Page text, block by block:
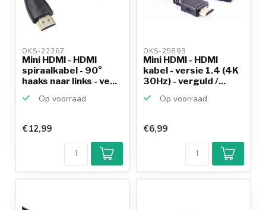
OKS-22267
Mini HDMI - HDMI
spiraalkabel - 90°
haaks naar links - ve...
Op voorraad
€12,99
OKS-25893
Mini HDMI - HDMI
kabel - versie 1.4 (4K
30Hz) - verguld /...
Op voorraad
€6,99